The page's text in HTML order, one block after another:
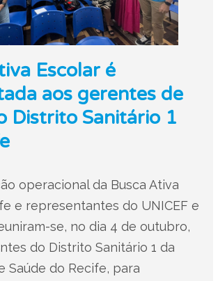
Escolar é
aos gerentes de
Distrito Sanitário 1
operacional da Busca Ativa
e representantes do UNICEF e
se, no dia 4 de outubro,
do Distrito Sanitário 1 da
Saúde do Recife, para